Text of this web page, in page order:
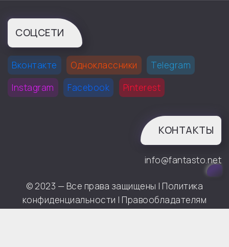
СОЦСЕТИ
Вконтакте Одноклассники
Telegram
Instagram
Facebook Pinterest
КОНТАКТЫ
info@fantasto.net
© 2023 — Все права защищены | Политика
конфиденциальности | Правообладателям